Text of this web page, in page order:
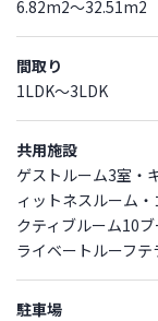
6.82m2～32.51m2
間取り
1LDK～3LDK
共用施設
ゲストルーム3室・
ィットネスルーム
クティブルーム10
ライベートルーフ
駐車場